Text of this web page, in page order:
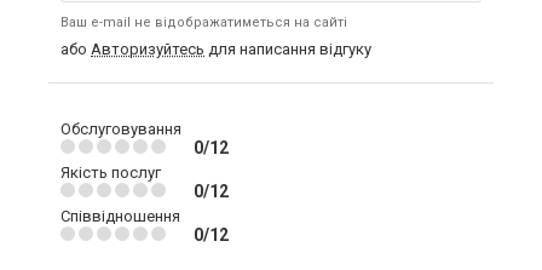
Ваш e-mail не відображатиметься на сайті
або Авторизуйтесь для написання відгуку
Обслуговування
0/12
Якість послуг
0/12
Співвідношення
0/12